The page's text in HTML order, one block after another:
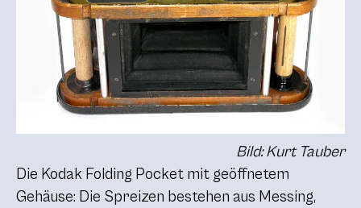
Bild: Kurt Tauber
Die Kodak Folding Pocket mit geöffnetem
Gehäuse: Die Spreizen bestehen aus Messing,